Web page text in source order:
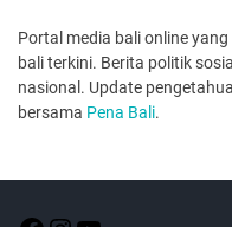
Portal media bali online
bali terkini. Berita politik
nasional. Update
bersama Pena Bali.